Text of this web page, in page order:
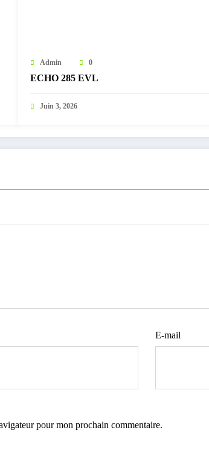
Admin 0
ECHO 285 EVL
Juin 3, 2026
E-mail
pour mon prochain commentaire.